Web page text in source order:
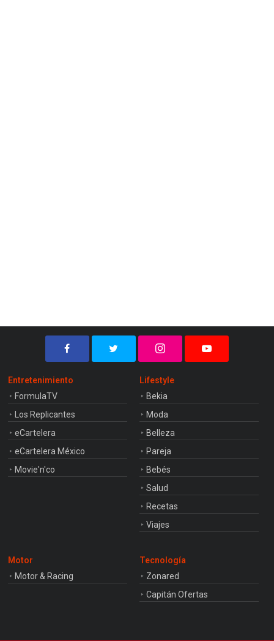
Entretenimiento
FormulaTV
Los Replicantes
eCartelera
eCartelera México
Movie'n'co
Lifestyle
Bekia
Moda
Belleza
Pareja
Bebés
Salud
Recetas
Viajes
Motor
Motor & Racing
Tecnología
Zonared
Capitán Ofertas